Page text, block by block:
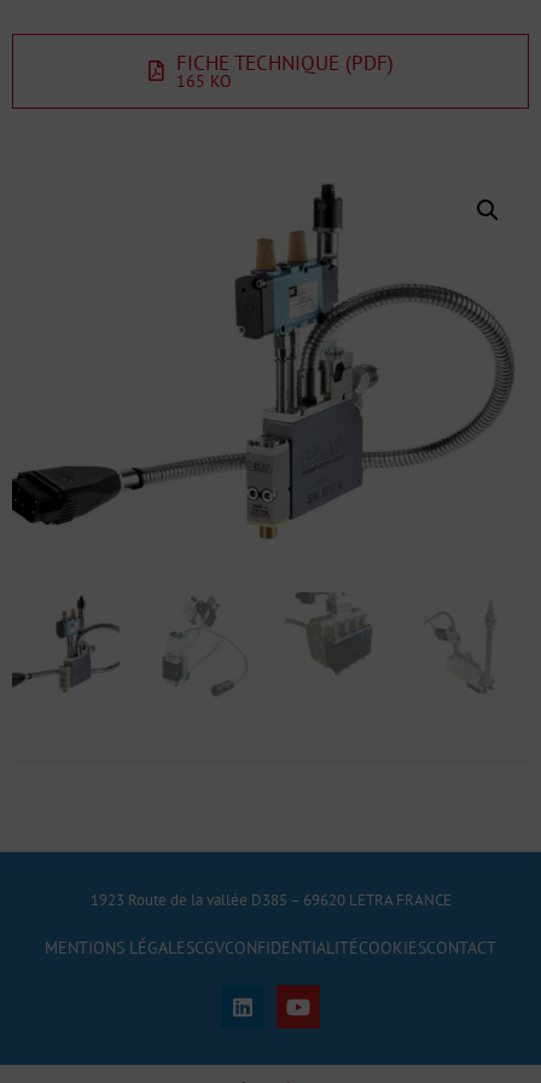
FICHE TECHNIQUE (PDF)
165 KO
1923 Route de la vallée D385 – 69620 LETRA FRANCE
MENTIONS LÉGALESCGVCONFIDENTIALITÉCOOKIESCONTACT